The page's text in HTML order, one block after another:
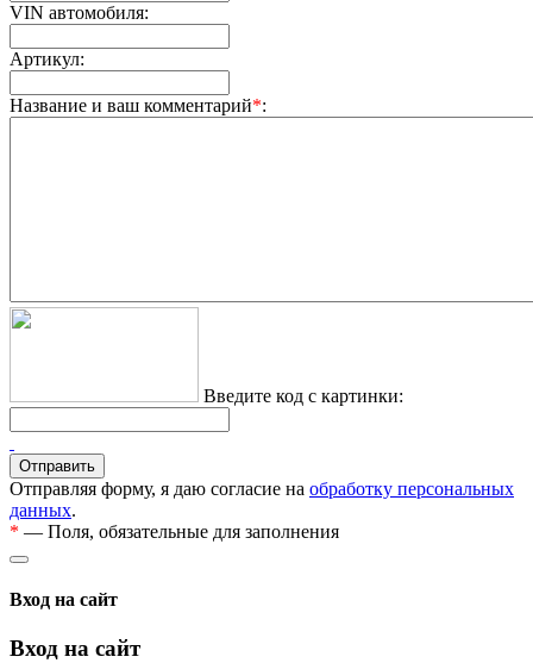
VIN автомобиля:
Артикул:
Название и ваш комментарий*:
Введите код с картинки:
Отправляя форму, я даю согласие на обработку персональных
данных.
* — Поля, обязательные для заполнения
Вход на сайт
Вход на сайт